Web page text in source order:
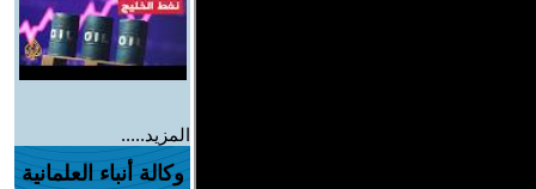
المزيد.....
وكالة أنباء العلمانية